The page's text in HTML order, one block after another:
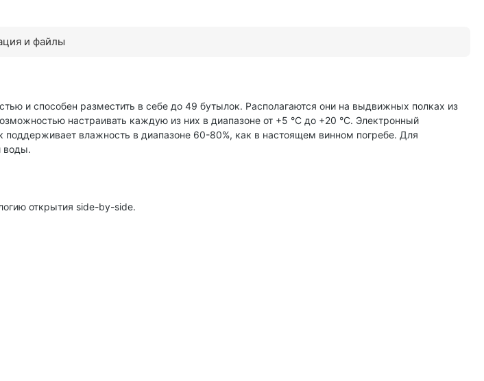
и файлы
и способен разместить в себе до 49 бутылок. Располагаются они на выдвижных полках из
настраивать каждую из них в диапазоне от +5 °C до +20 °C. Электронный
влажность в диапазоне 60-80%, как в настоящем винном погребе. Для
воды.
открытия side-by-side.